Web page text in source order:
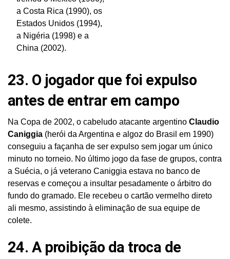
a Costa Rica (1990), os
Estados Unidos (1994),
a Nigéria (1998) e a
China (2002).
23. O jogador que foi expulso
antes de entrar em campo
Na Copa de 2002, o cabeludo atacante argentino Claudio
Caniggia (herói da Argentina e algoz do Brasil em 1990)
conseguiu a façanha de ser expulso sem jogar um único
minuto no torneio. No último jogo da fase de grupos, contra
a Suécia, o já veterano Caniggia estava no banco de
reservas e começou a insultar pesadamente o árbitro do
fundo do gramado. Ele recebeu o cartão vermelho direto
ali mesmo, assistindo à eliminação de sua equipe de
colete.
24. A proibição da troca de